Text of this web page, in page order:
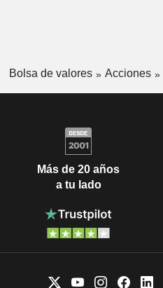
Bolsa de valores Acciones
Más de 20 años
a tu lado